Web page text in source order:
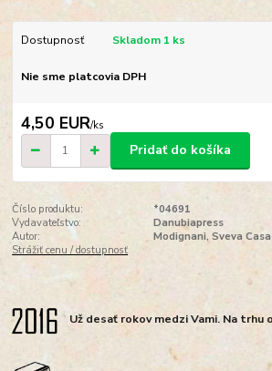
Dostupnosť Skladom 1 ks
Nie sme platcovia DPH
4,50 EUR/ks
Pridať do košíka
Číslo produktu:
*04691
Vydavateľstvo:
Danubiapress
Autor:
Modignani, Sveva
Strážiť cenu / dostupnosť
Už desať rokov medzi Vami. Na trhu